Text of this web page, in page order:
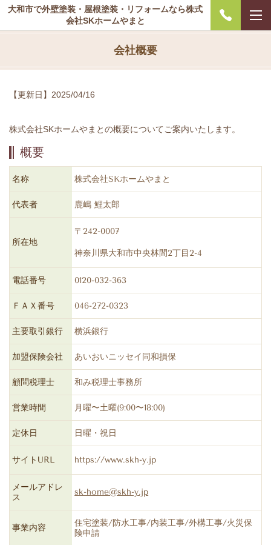
大和市で外壁塗装・屋根塗装・リフォームなら株式
会社SKホームやまと
会社概要
【更新日】2025/04/16
株式会社SKホームやまとの概要についてご案内いたします。
概要
名称 株式会社SKホームやまと
代表者 鹿嶋 鯉太郎
所在地
〒242-0007
神奈川県大和市中央林間2丁目2-4
電話番号 0120-032-363
ＦＡＸ番号 046-272-0323
主要取引銀行 横浜銀行
加盟保険会社 あいおいニッセイ同和損保
顧問税理士 和み税理士事務所
営業時間 月曜〜土曜(9:00〜18:00)
定休日 日曜・祝日
サイトURL https://www.skh-y.jp
メールアドレ
ス
sk-home@skh-y.jp
事業内容
住宅塗装/防水工事/内装工事/外構工事/火災保
険申請